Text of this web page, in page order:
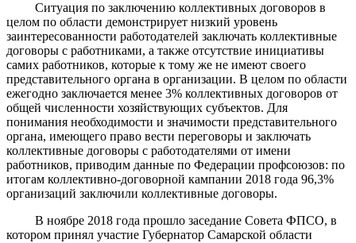
Ситуация по заключению коллективных договоров в
целом по области демонстрирует низкий уровень
заинтересованности работодателей заключать коллективные
договоры с работниками, а также отсутствие инициативы
самих работников, которые к тому же не имеют своего
представительного органа в организации. В целом по области
ежегодно заключается менее 3% коллективных договоров от
общей численности хозяйствующих субъектов. Для
понимания необходимости и значимости представительного
органа, имеющего право вести переговоры и заключать
коллективные договоры с работодателями от имени
работников, приводим данные по Федерации профсоюзов: по
итогам коллективно-договорной кампании 2018 года 96,3%
организаций заключили коллективные договоры.
В ноябре 2018 года прошло заседание Совета ФПСО, в
котором принял участие Губернатор Самарской области